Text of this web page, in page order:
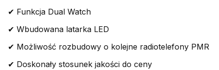
✔ Funkcja Dual Watch
✔ Wbudowana latarka LED
✔ Możliwość rozbudowy o kolejne radiotelefony PMR
✔ Doskonały stosunek jakości do ceny